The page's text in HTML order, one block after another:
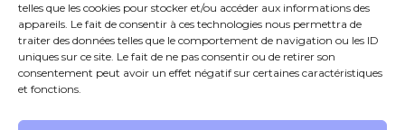
telles que les cookies pour stocker et/ou accéder aux informations des
appareils. Le fait de consentir à ces technologies nous permettra de
traiter des données telles que le comportement de navigation ou les ID
uniques sur ce site. Le fait de ne pas consentir ou de retirer son
consentement peut avoir un effet négatif sur certaines caractéristiques
et fonctions.